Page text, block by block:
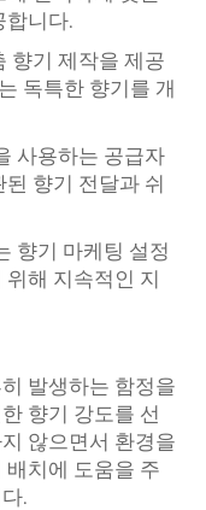
합니다.
향기 제작을 제공
독특한 향기를 개
사용하는 공급자
향기 전달과 쉬
향기 마케팅 설정
해 지속적인 지
발생하는 함정을
향기 강도를 선
않으면서 환경을
치에 도움을 주
.